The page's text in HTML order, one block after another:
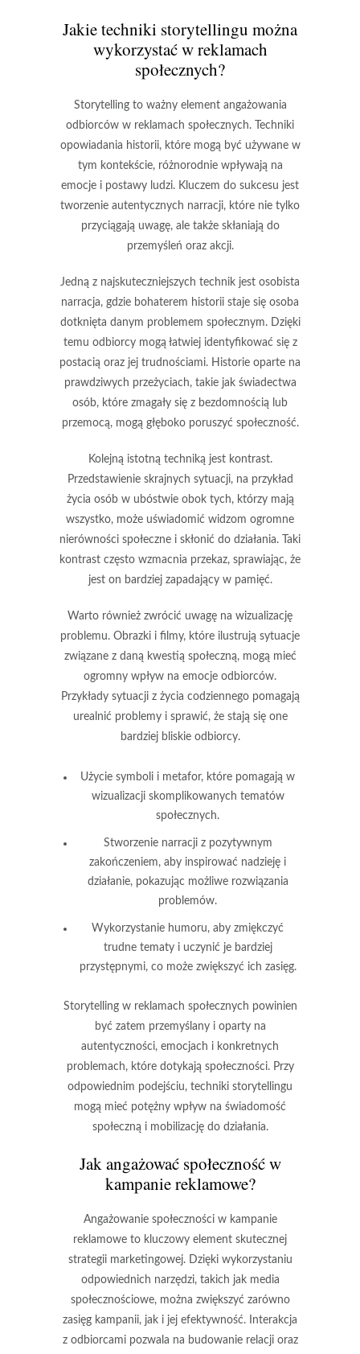
Jakie techniki storytellingu można
wykorzystać w reklamach
społecznych?
Storytelling to ważny element angażowania
odbiorców w reklamach społecznych. Techniki
opowiadania historii, które mogą być używane w
tym kontekście, różnorodnie wpływają na
emocje i postawy ludzi. Kluczem do sukcesu jest
tworzenie autentycznych narracji, które nie tylko
przyciągają uwagę, ale także skłaniają do
przemyśleń oraz akcji.
Jedną z najskuteczniejszych technik jest osobista
narracja, gdzie bohaterem historii staje się osoba
dotknięta danym problemem społecznym. Dzięki
temu odbiorcy mogą łatwiej identyfikować się z
postacią oraz jej trudnościami. Historie oparte na
prawdziwych przeżyciach, takie jak świadectwa
osób, które zmagały się z bezdomnością lub
przemocą, mogą głęboko poruszyć społeczność.
Kolejną istotną techniką jest kontrast.
Przedstawienie skrajnych sytuacji, na przykład
życia osób w ubóstwie obok tych, którzy mają
wszystko, może uświadomić widzom ogromne
nierówności społeczne i skłonić do działania. Taki
kontrast często wzmacnia przekaz, sprawiając, że
jest on bardziej zapadający w pamięć.
Warto również zwrócić uwagę na wizualizację
problemu. Obrazki i filmy, które ilustrują sytuacje
związane z daną kwestią społeczną, mogą mieć
ogromny wpływ na emocje odbiorców.
Przykłady sytuacji z życia codziennego pomagają
urealnić problemy i sprawić, że stają się one
bardziej bliskie odbiorcy.
Użycie symboli i metafor, które pomagają w
wizualizacji skomplikowanych tematów
społecznych.
Stworzenie narracji z pozytywnym
zakończeniem, aby inspirować nadzieję i
działanie, pokazując możliwe rozwiązania
problemów.
Wykorzystanie humoru, aby zmiękczyć
trudne tematy i uczynić je bardziej
przystępnymi, co może zwiększyć ich zasięg.
Storytelling w reklamach społecznych powinien
być zatem przemyślany i oparty na
autentyczności, emocjach i konkretnych
problemach, które dotykają społeczności. Przy
odpowiednim podejściu, techniki storytellingu
mogą mieć potężny wpływ na świadomość
społeczną i mobilizację do działania.
Jak angażować społeczność w
kampanie reklamowe?
Angażowanie społeczności w kampanie
reklamowe to kluczowy element skutecznej
strategii marketingowej. Dzięki wykorzystaniu
odpowiednich narzędzi, takich jak media
społecznościowe, można zwiększyć zarówno
zasięg kampanii, jak i jej efektywność. Interakcja
z odbiorcami pozwala na budowanie relacji oraz